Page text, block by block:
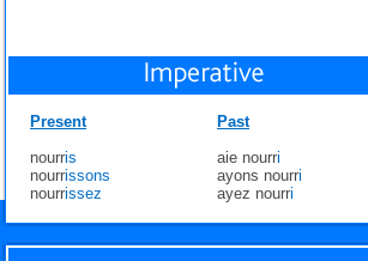
Present
nourris
nourrissons
nourrissez
Past
aie nourri
ayons nourri
ayez nourri